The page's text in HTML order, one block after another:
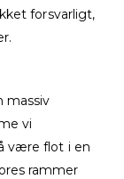
forsvarligt,
massiv
vi
være flot i en
rammer